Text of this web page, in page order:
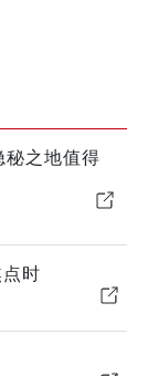
秘之地值得
时